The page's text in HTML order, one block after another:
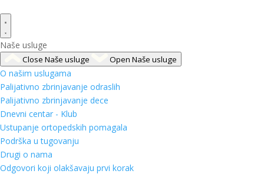
Naše usluge
Close Naše usluge Open Naše usluge
O našim uslugama
Palijativno zbrinjavanje odraslih
Palijativno zbrinjavanje dece
Dnevni centar - Klub
Ustupanje ortopedskih pomagala
Podrška u tugovanju
Drugi o nama
Odgovori koji olakšavaju prvi korak